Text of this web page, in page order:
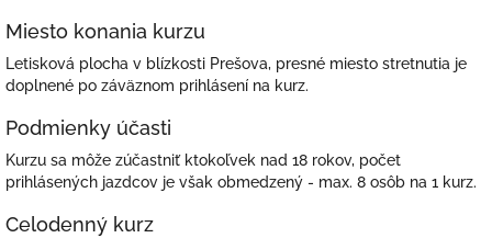
Miesto konania kurzu
Letisková plocha v blízkosti Prešova, presné miesto stretnutia je
doplnené po záväznom prihlásení na kurz.
Podmienky účasti
Kurzu sa môže zúčastniť ktokoľvek nad 18 rokov, počet
prihlásených jazdcov je však obmedzený - max. 8 osôb na 1 kurz.
Celodenný kurz